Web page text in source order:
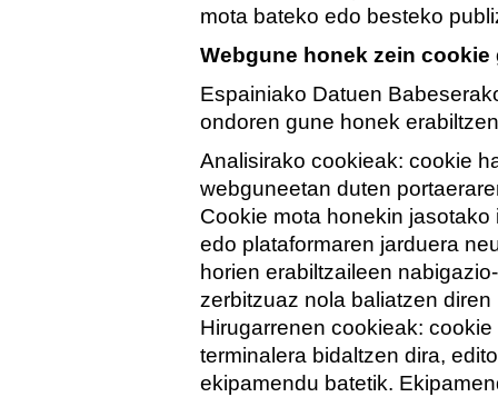
mota bateko edo besteko
Webgune honek zein
Espainiako Datuen
ondoren gune honek
Analisirako cookieak: cookie
webguneetan duten
Cookie mota honekin
edo plataformaren jarduera
horien erabiltzaileen
zerbitzuaz nola baliatzen
Hirugarrenen cookieak:
terminalera bidaltzen dira,
ekipamendu batetik.